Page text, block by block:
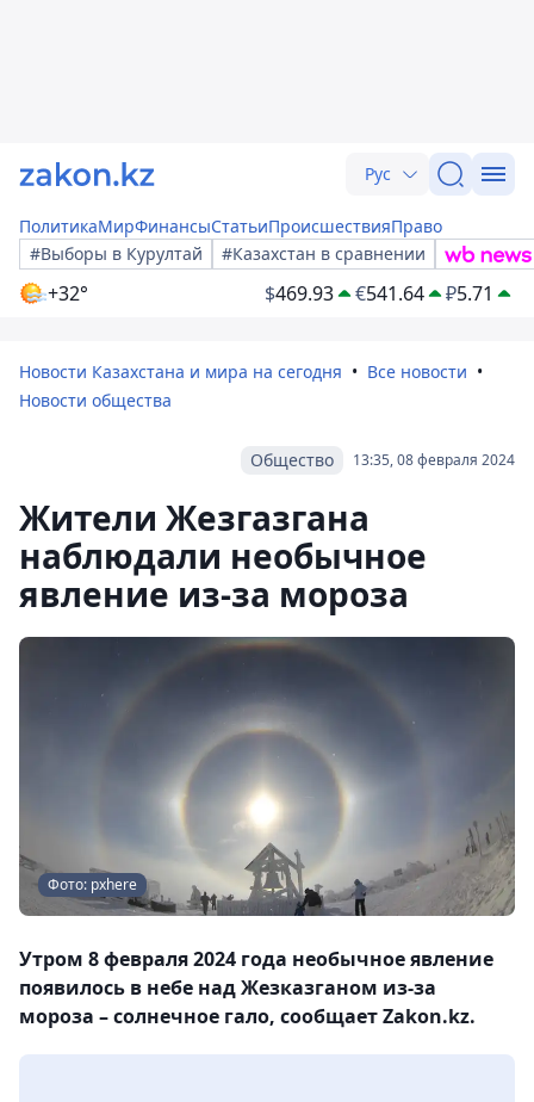
Рус
ПолитикаМирФинансыСтатьиПроисшествияПраво
#Выборы в Курултай
#Казахстан в сравнении
+32° $469.93 €541.64 ₽5.71
Новости Казахстана и мира на сегодня
Все новости
Новости общества
13:35, 08 февраля 2024
Общество
Жители Жезгазгана
наблюдали необычное
явление из-за мороза
Фото: pxhere
Утром 8 февраля 2024 года необычное явление
появилось в небе над Жезказганом из-за
мороза – солнечное гало, сообщает Zakon.kz.